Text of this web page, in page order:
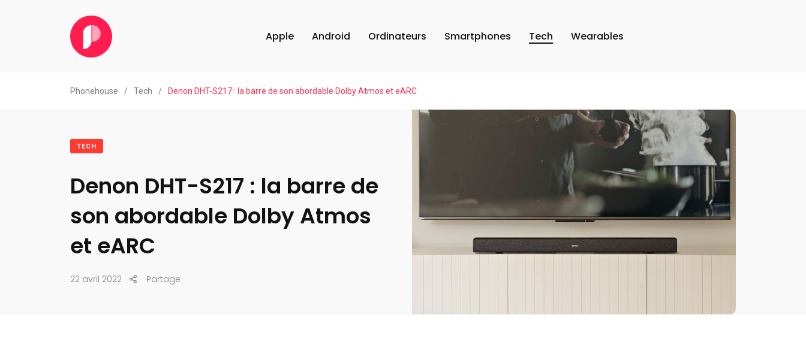
Apple Android Ordinateurs Smartphones Tech Wearables
Phonehouse / Tech / Denon DHT-S217 : la barre de son abordable Dolby Atmos et eARC
TECH
Denon DHT-S217 : la barre de
son abordable Dolby Atmos
et eARC
22 avril 2022 Partage